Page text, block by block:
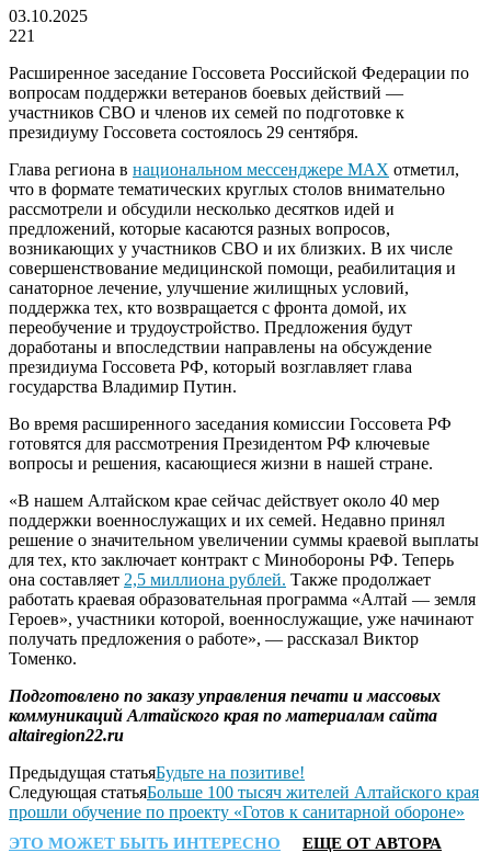
03.10.2025
221
Расширенное заседание Госсовета Российской Федерации по
вопросам поддержки ветеранов боевых действий —
участников СВО и членов их семей по подготовке к
президиуму Госсовета состоялось 29 сентября.
Глава региона в национальном мессенджере MАХ отметил,
что в формате тематических круглых столов внимательно
рассмотрели и обсудили несколько десятков идей и
предложений, которые касаются разных вопросов,
возникающих у участников СВО и их близких. В их числе
совершенствование медицинской помощи, реабилитация и
санаторное лечение, улучшение жилищных условий,
поддержка тех, кто возвращается с фронта домой, их
переобучение и трудоустройство. Предложения будут
доработаны и впоследствии направлены на обсуждение
президиума Госсовета РФ, который возглавляет глава
государства Владимир Путин.
Во время расширенного заседания комиссии Госсовета РФ
готовятся для рассмотрения Президентом РФ ключевые
вопросы и решения, касающиеся жизни в нашей стране.
«В нашем Алтайском крае сейчас действует около 40 мер
поддержки военнослужащих и их семей. Недавно принял
решение о значительном увеличении суммы краевой выплаты
для тех, кто заключает контракт с Минобороны РФ. Теперь
она составляет 2,5 миллиона рублей. Также продолжает
работать краевая образовательная программа «Алтай — земля
Героев», участники которой, военнослужащие, уже начинают
получать предложения о работе», — рассказал Виктор
Томенко.
Подготовлено по заказу управления печати и массовых
коммуникаций Алтайского края по материалам сайта
altairegion22.ru
Предыдущая статьяБудьте на позитиве!
Следующая статьяБольше 100 тысяч жителей Алтайского края
прошли обучение по проекту «Готов к санитарной обороне»
ЭТО МОЖЕТ БЫТЬ ИНТЕРЕСНО ЕЩЕ ОТ АВТОРА